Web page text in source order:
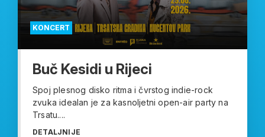
KONCERT
Buč Kesidi u Rijeci
Spoj plesnog disko ritma i čvrstog indie-rock
zvuka idealan je za kasnoljetni open-air party na
Trsatu....
DETALJNIJE